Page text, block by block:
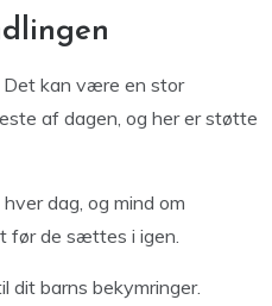
Det kan være en stor
af dagen, og her er støtte
dag, og mind om
før de sættes i igen.
dit barns bekymringer.